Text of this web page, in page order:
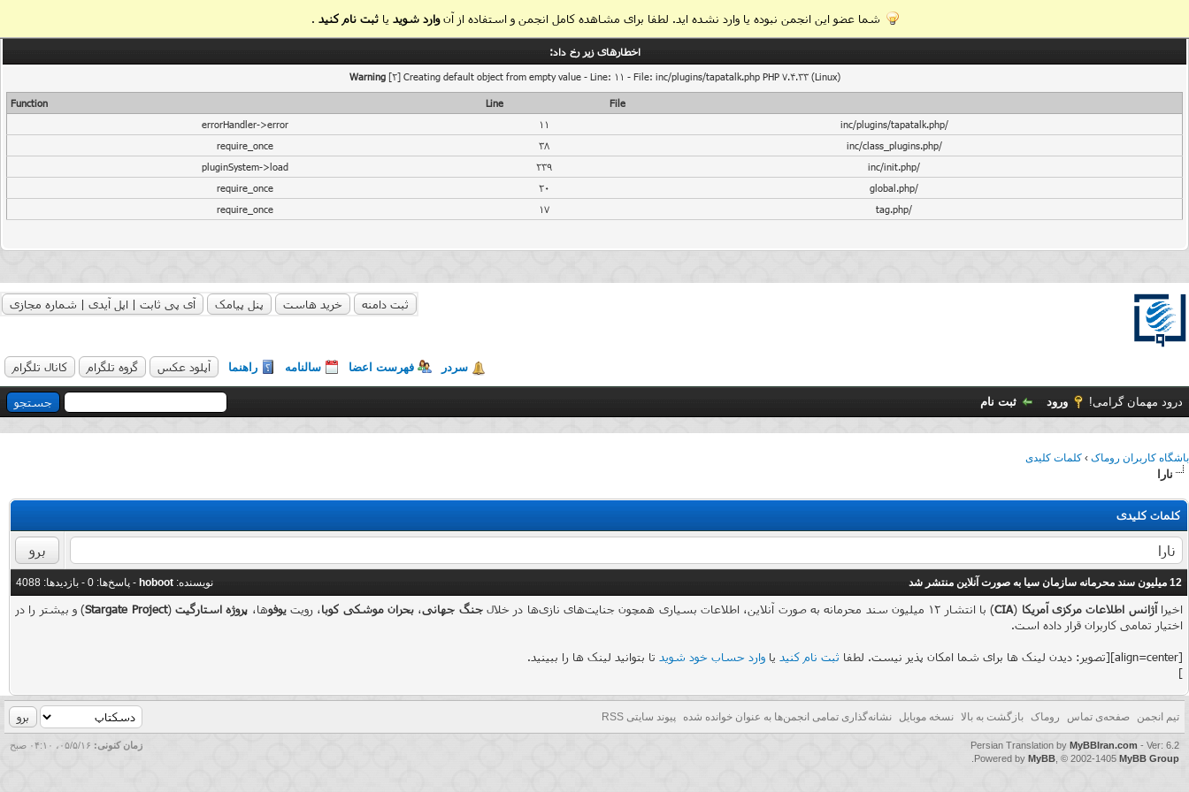
شما عضو این انجمن نبوده یا وارد نشده اید. لطفا برای مشاهده کامل انجمن و استفاده از آنوارد شوید یاثبت نام کنید .
اخطار‌های زیر رخ داد:
Warning[2] Creating default object from empty value - Line: 11 - File: inc/plugins/tapatalk.php PHP 7.4.33 (Linux)
File
Line
Function
/inc/plugins/tapatalk.php
11
errorHandler->error
/inc/class_plugins.php
38
require_once
/inc/init.php
239
pluginSystem->load
/global.php
20
require_once
/tag.php
17
require_once
ثبت دامنه خرید هاست پنل پیامک آی پی ثابت | اپل آیدی | شماره مجازی
سردر فهرست اعضا سالنامه راهنما آپلود عکس گروه تلگرام کانال تلگرام
درود مهمان گرامی! ورود ثبت نام
باشگاه کاربران روماک › کلمات کلیدی
نارا
کلمات کلیدی
نویسنده: hoboot - پاسخ‌ها: 0 - بازدید‌ها: 4088 12 میلیون سند محرمانه سازمان سیا به صورت آنلاین منتشر شد
اخیراآژانس اطلاعات مرکزی آمریکا (
CIA) با انتشار 12 میلیون سند محرمانه به صورت آنلاین، اطلاعات بسیاری همچون جنایت‌های نازی‌ها در خلال جنگ جهانی، بحران موشکی کوبا، رویتیوفوها، پروژه استارگیت(
Stargate Project) و بیشتر را در
اختیار تمامی کاربران قرار داده است.
[align=center][تصویر: دیدن لینک ها برای شما امکان پذیر نیست. لطفا ثبت نام کنید یا وارد حساب خود شوید تا بتوانید لینک ها را ببینید.
]
باید اشاره کنیم پیشتر چنین اطلاعاتی توسط دفتر ملی بایگانی و مدارک آمریکا یانارا(
NARA
تیم انجمن صفحه‌ی تماس روماک بازگشت به بالا نسخه موبایل نشانه‌گذاری تمامی انجمن‌ها به عنوان خوانده شده پیوند سایتی RSS
زمان کنونی: ۰۵/۵/۱۶، ۰۴:۱۰ صبح Persian Translation by MyBBIran.com - Ver: 6.2
Powered by MyBB , © 2002-1405 MyBB Group